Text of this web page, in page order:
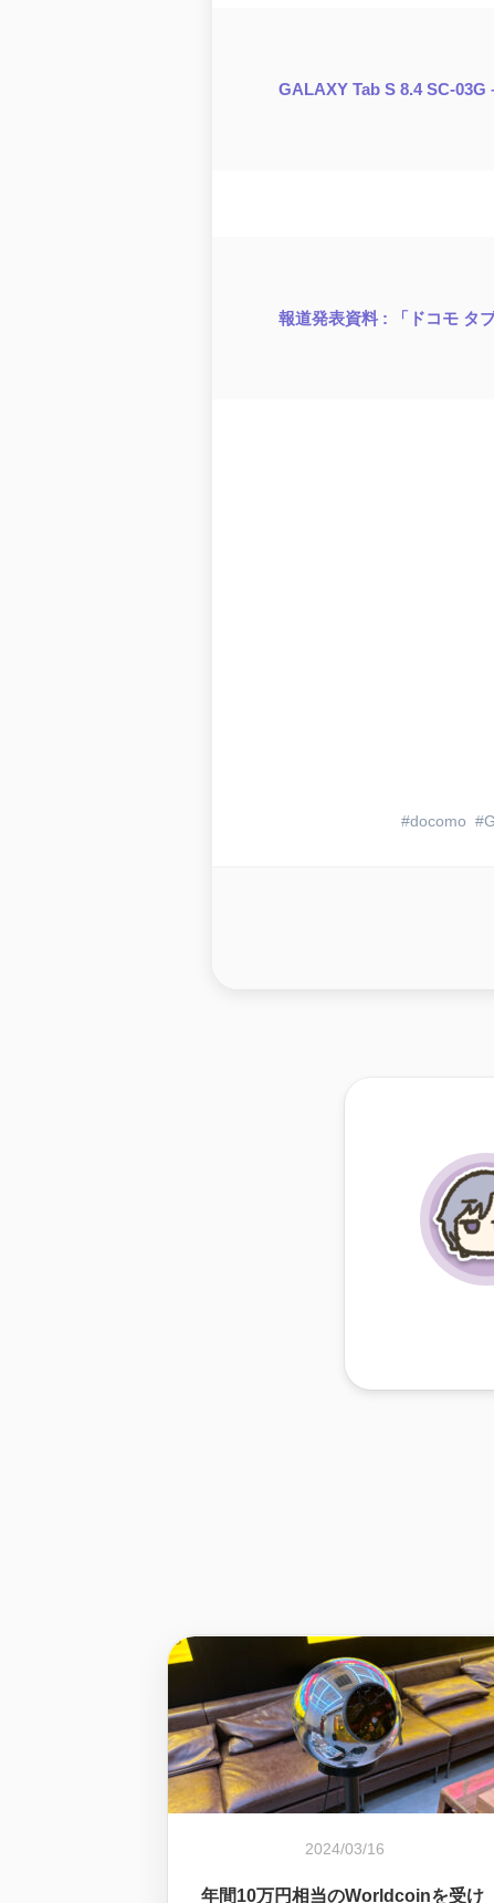
GALAXY Tab S 8.4 SC-03G
報道発表資料 : 「ドコモ タ
docomo
2024/03/16
年間10万円相当のWorldcoinを受け